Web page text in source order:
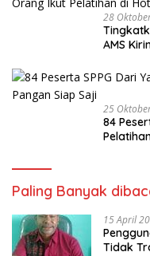
28
AMS Kirim 8 Orang Ikut Pelatihan di Hotel
25
84
Paling Banyak
15 April
Tidak